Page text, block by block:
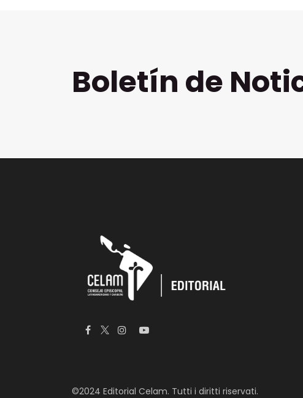
Boletín de
©2024 Editorial Celam. Tutti i diritti riservati.